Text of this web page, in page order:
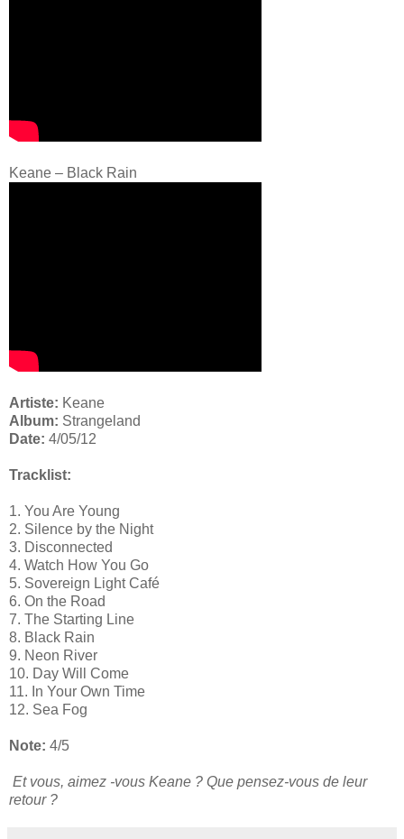
Keane – Black Rain
Artiste: Keane
Album: Strangeland
Date: 4/05/12
Tracklist:
1. You Are Young
2. Silence by the Night
3. Disconnected
4. Watch How You Go
5. Sovereign Light Café
6. On the Road
7. The Starting Line
8. Black Rain
9. Neon River
10. Day Will Come
11. In Your Own Time
12. Sea Fog
Note: 4/5
Et vous, aimez -vous Keane ? Que pensez-vous de leur
retour ?